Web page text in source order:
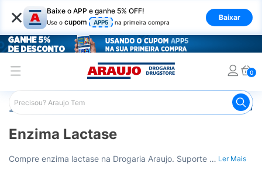
× Baixe o APP e ganhe 5% OFF!
Use o cupom APP5 na primeira compra
Baixar
0
Araujo Medicamentos Remédio para o Estômago e
Enzima Lactase
Compre enzima lactase na Drogaria Araujo. Suporte para a digestão de produtos lácteos. Entrega para todo o Brasil. Ler Mais